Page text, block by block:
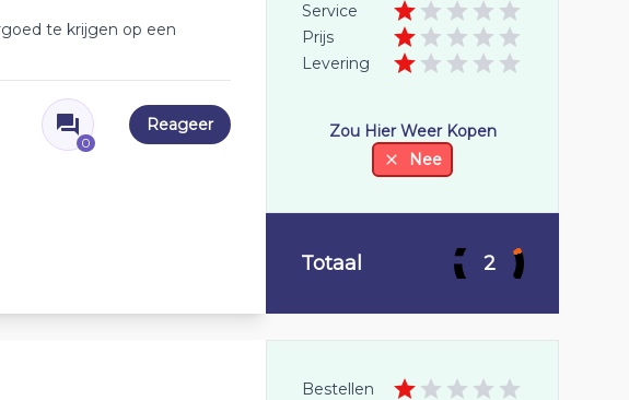
te krijgen op een
0
Reageer
Service
Prijs
Levering
Zou Hier Weer Kopen
Nee
Totaal 2
Bestellen